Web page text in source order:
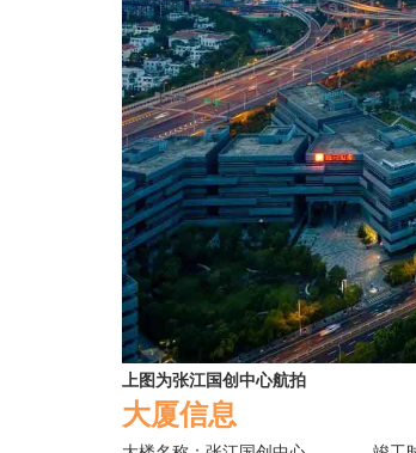
上图为张江国创中心航拍
大厦信息